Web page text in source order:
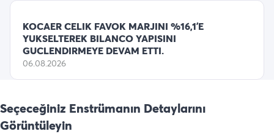
KOCAER CELIK FAVOK MARJINI %16,1’E
YUKSELTEREK BILANCO YAPISINI
GUCLENDIRMEYE DEVAM ETTI.
06.08.2026
Seçeceğiniz Enstrümanın Detaylarını
Görüntüleyin